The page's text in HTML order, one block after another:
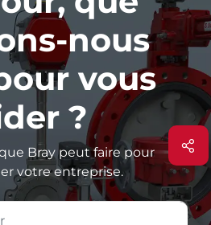
nous
vous
?
Bray peut faire pour
votre entreprise.